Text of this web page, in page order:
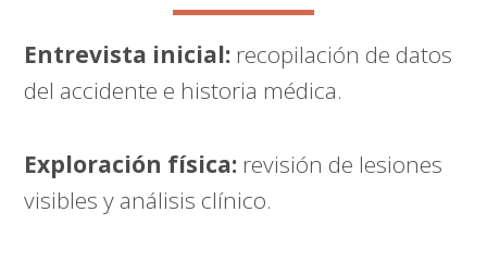
Entrevista inicial: recopilación de datos
del accidente e historia médica.
Exploración física: revisión de lesiones
visibles y análisis clínico.